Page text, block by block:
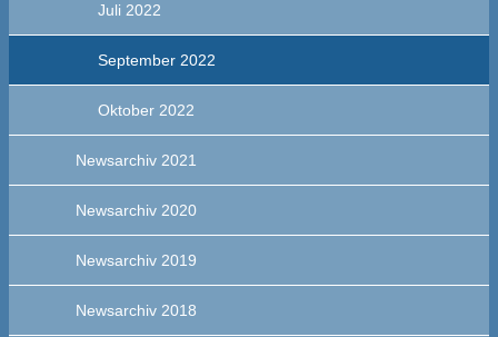
Juli 2022
September 2022
Oktober 2022
Newsarchiv 2021
Newsarchiv 2020
Newsarchiv 2019
Newsarchiv 2018